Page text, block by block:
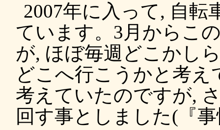
2007年に入って, 自
ています。3月からこ
が, ほぼ毎週どこかし
どこへ行こうかと考
考えていたのですが,
回す事としました(『